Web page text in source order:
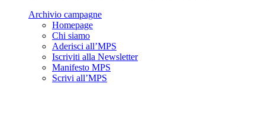
Archivio campagne
Homepage
Chi siamo
Aderisci all’MPS
Iscriviti alla Newsletter
Manifesto MPS
Scrivi all’MPS